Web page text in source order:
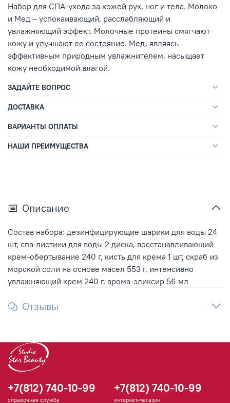
ЗАДАЙТЕ ВОПРОС
ДОСТАВКА
ВАРИАНТЫ ОПЛАТЫ
НАШИ ПРЕИМУЩЕСТВА
Набор для СПА-ухода за кожей рук, ног и тела. Молоко
и Мед – успокаивающий, расслабляющий и
увлажняющий эффект. Молочные протеины смягчают
кожу и улучшают ее состояние. Мед, являясь
эффективным природным увлажнителем, насыщает
кожу необходимой влагой.
Описание
Состав набора: дезинфицирующие шарики для воды 24
шт, спа-листики для воды 2 диска, восстанавливающий
крем-обертывание 240 г, кисть для крема 1 шт, скраб из
морской соли на основе масел 553 г, интенсивно
увлажняющий крем 240 г, арома-эликсир 56 мл
Отзывы
+7(812) 740-10-99
справочная служба
+7(812) 740-10-99
интернет-магазин